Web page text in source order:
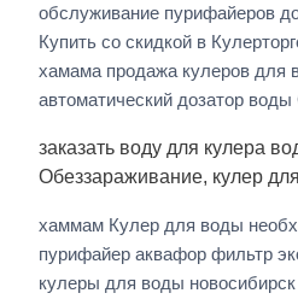
обслуживание пурифайеров
Купить со скидкой в
хамама продажа кулеров для
автоматический дозатор
заказать воду для кулера
Обеззараживание, кулер
хаммам Кулер для воды
пурифайер аквафор фильтр
кулеры для воды